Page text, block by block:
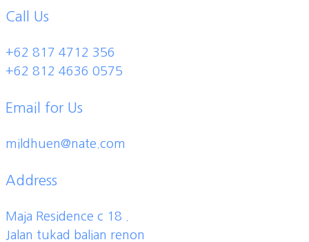
Call Us
+62 817 4712 356
+62 812 4636 0575
Email for Us
mildhuen@nate.com
Address
Maja Residence c 18 .
Jalan tukad balian renon